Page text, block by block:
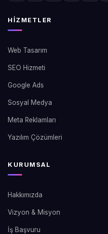
HIZMETLER
Web Tasarım
SEO Hizmeti
Google Ads
Sosyal Medya
Meta Reklamları
Yazılım Çözümleri
KURUMSAL
Hakkımızda
Vizyon & Misyon
İş Başvuru